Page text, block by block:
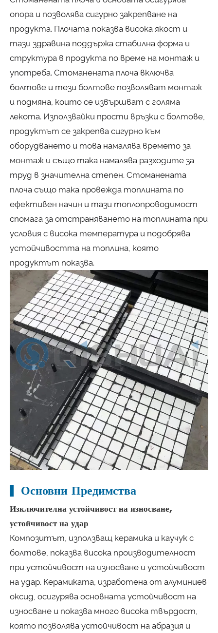
опора и позволява сигурно закрепване на
продукта. Плочата показва висока якост и
тази здравина поддържа стабилна форма и
структура в продукта по време на монтаж и
употреба. Стоманената плоча включва
болтове и тези болтове позволяват монтаж
и подмяна, които се извършват с голяма
лекота. Използвайки прости връзки с болтове,
продуктът се закрепва сигурно към
оборудването и това намалява времето за
монтаж и също така намалява разходите за
труд в значителна степен. Стоманената
плоча също така провежда топлината по
ефективен начин и тази топлопроводимост
спомага за отстраняването на топлината при
условия с висока температура и подобрява
устойчивостта на топлина, която
продуктът показва.
Основни Предимства
Изключителна устойчивост на износване,
устойчивост на удар
Композитът, използващ керамика и каучук с
болтове, показва висока производителност
при устойчивост на износване и устойчивост
на удар. Керамиката, изработена от алуминиев
оксид, осигурява основната устойчивост на
износване и показва много висока твърдост,
която позволява устойчивост на абразия и